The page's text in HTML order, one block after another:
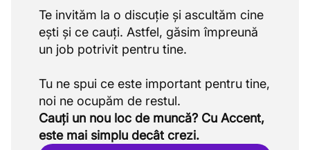
Te invităm la o discuție și ascultăm cine
ești și ce cauți. Astfel, găsim împreună
un job potrivit pentru tine.
Tu ne spui ce este important pentru tine,
Cauți un nou loc de muncă? Cu Accent,
este mai simplu decât crezi.